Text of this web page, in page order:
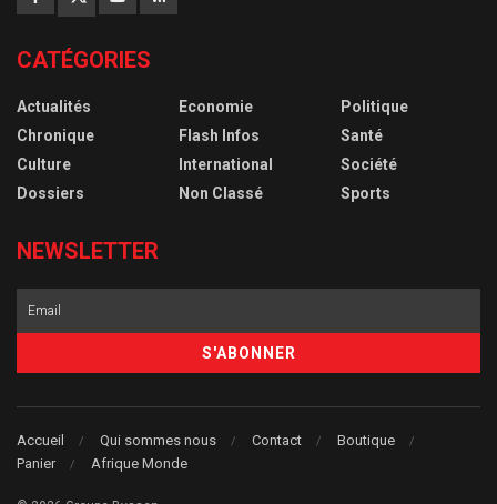
CATÉGORIES
Actualités
Chronique
Culture
Dossiers
Economie
Flash Infos
International
Non Classé
Politique
Santé
Société
Sports
NEWSLETTER
Accueil Qui sommes nous Contact
Boutique
Panier
Afrique Monde